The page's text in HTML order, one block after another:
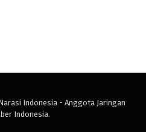
Indonesia - Anggota Jaringan
Indonesia.